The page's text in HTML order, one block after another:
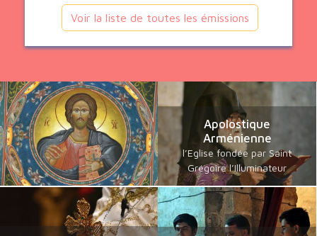
Voir la liste de toutes les émissions
Apolostique
Arménienne
l’Eglise fondée par Saint
Grégoire l’Illuminateur